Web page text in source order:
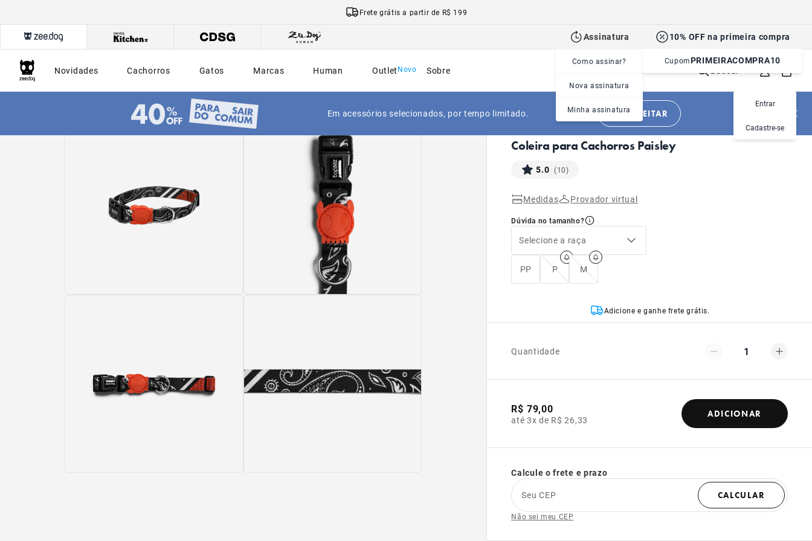
Frete grátis a partir de R$ 199
Assinatura
Como assinar?
Nova assinatura
Minha assinatura
10% OFF na primeira compra
CupomPRIMEIRACOMPRA10
Novidades
Cachorros Gatos Marcas Human Outlet Sobre
Entrar
Cadastre-se
Em acessórios selecionados, por tempo limitado. APROVEITAR
Cachorros|Acessórios|Coleiras
Coleira para Cachorros Paisley
5.0 (10)
Medidas Provador virtual
Dúvida no tamanho?
Selecione a raça
PP P M
Adicione e ganhe frete grátis.
Quantidade 1
R$ 79,00
até 3x de R$ 26,33
ADICIONAR
Calcule o frete e prazo
Seu CEP
CALCULAR
Não sei meu CEP